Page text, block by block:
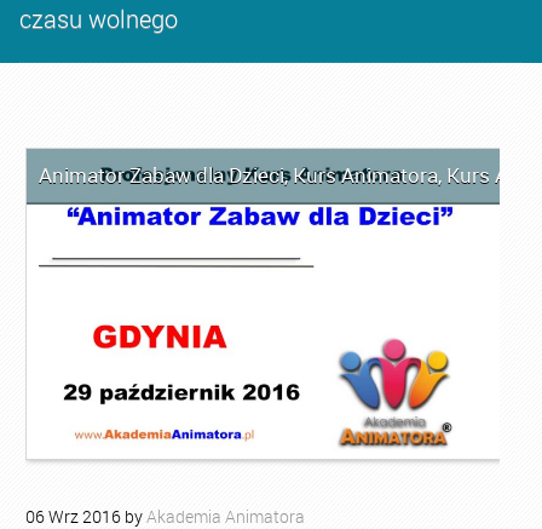
czasu wolnego
Animator Zabaw dla Dzieci,Kurs Animatora, Kurs
06Wrz2016 by Akademia Animatora